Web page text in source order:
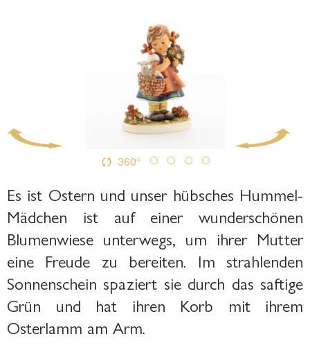
360°
Es ist Ostern und unser hübsches Hummel-
Mädchen ist auf einer wunderschönen
Blumenwiese unterwegs, um ihrer Mutter
eine Freude zu bereiten. Im strahlenden
Sonnenschein spaziert sie durch das saftige
Grün und hat ihren Korb mit ihrem
Osterlamm am Arm.